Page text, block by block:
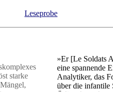
Leseprobe
starke
»Er [Le Soldats
eine spannende
Analytiker, das
über die infantile